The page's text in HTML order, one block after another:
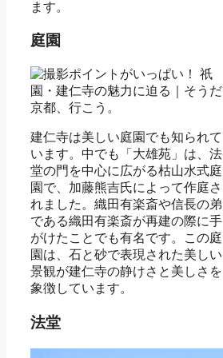
ます。
庭園
建仁寺は美しい庭園でも知られて
います。中でも「大雄苑」は、法
堂の門を中心に広がる枯山水式庭
園で、加藤熊吉氏によって作庭さ
れました。織田有楽斎や信長の弟
である織田有楽斎が再建の際に手
がけたことでも有名です。この庭
園は、石と砂で表現された美しい
景観が建仁寺の静けさと美しさを
象徴しています。
法堂